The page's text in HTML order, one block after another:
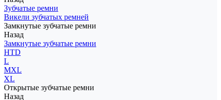
Зубчатые ремни
Викели зубчатых ремней
Замкнутые зубчатые ремни
Назад
Замкнутые зубчатые ремни
HTD
L
MXL
XL
Открытые зубчатые ремни
Назад